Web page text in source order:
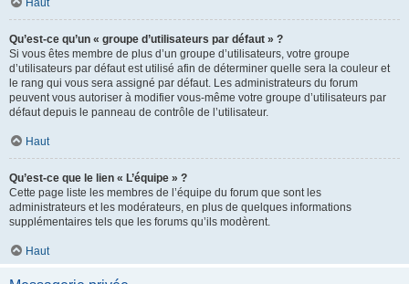
Haut
Qu’est-ce qu’un « groupe d’utilisateurs par défaut » ?
Si vous êtes membre de plus d’un groupe d’utilisateurs, votre groupe
d’utilisateurs par défaut est utilisé afin de déterminer quelle sera la couleur et
le rang qui vous sera assigné par défaut. Les administrateurs du forum
peuvent vous autoriser à modifier vous-même votre groupe d’utilisateurs par
défaut depuis le panneau de contrôle de l’utilisateur.
Haut
Qu’est-ce que le lien « L’équipe » ?
Cette page liste les membres de l’équipe du forum que sont les
administrateurs et les modérateurs, en plus de quelques informations
supplémentaires tels que les forums qu’ils modèrent.
Haut